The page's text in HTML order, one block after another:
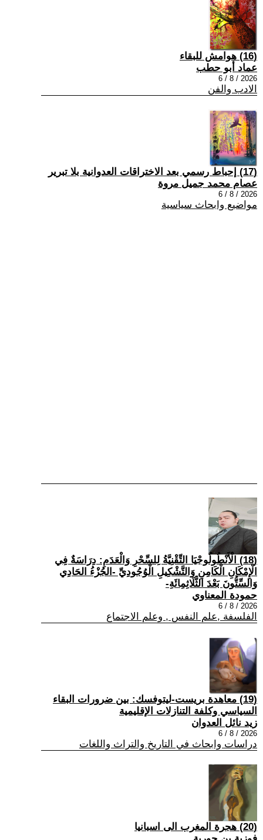
(16) هوامش للبقاء
عماد أبو حطب
2026 / 8 / 6
الادب والفن
(17) إحباط رسمي بعد الاختراقات العدوانية بلا تبرير
عصام محمد جميل مروة
2026 / 8 / 6
مواضيع وابحاث سياسية
(18) الْأَنْطُولُوجْيَا التِّقْنِيَّةُ لِلسِّحْرِ وَالْعَدَمِ: دِرَاسَةٌ فِي
الْإِمْكَانِ الْكَامِنِ وَالتَّشْكِيلِ الْوُجُودِيِّ -الجُزْءُ الحَادِي
وَالسِّتُّونَ بَعْدَ الثَّلَاثِمِائَةِ-
حمودة المعناوي
2026 / 8 / 6
الفلسفة ,علم النفس , وعلم الاجتماع
(19) معاهدة بريست-ليتوفسك: بين ضرورات البقاء
السياسي وكلفة التنازلات الإقليمية
زيد نائل العدوان
2026 / 8 / 6
دراسات وابحاث في التاريخ والتراث واللغات
(20) هجرة المغرب الى اسبانيا